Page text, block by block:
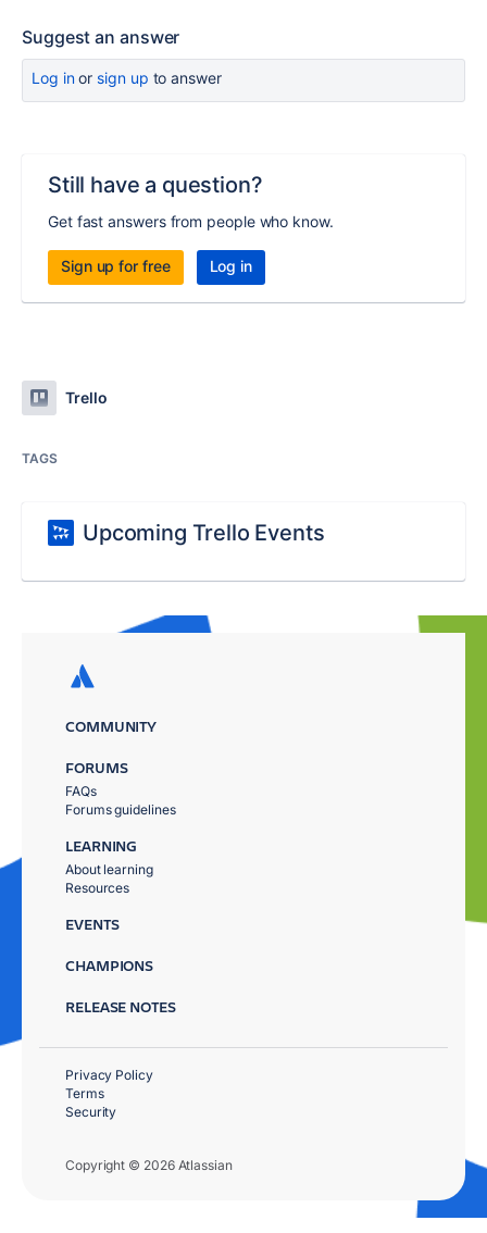
Suggest an answer
Log inor sign up to answer
Still have a question?
Get fast answers from people who know.
Sign up for free Log in
Trello
TAGS
Upcoming Trello Events
COMMUNITY
FORUMS
FAQs
Forums guidelines
LEARNING
About learning
Resources
EVENTS
CHAMPIONS
RELEASE NOTES
Copyright © 2026 Atlassian
Privacy Policy
Terms
Security